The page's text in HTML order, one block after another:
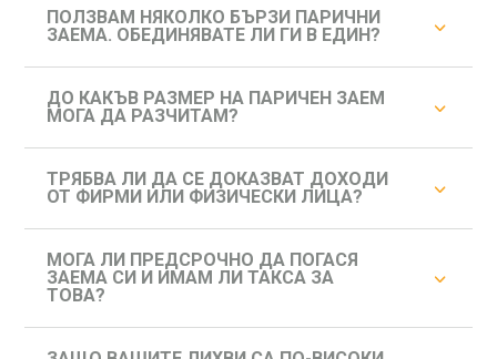
ПОЛЗВАМ НЯКОЛКО БЪРЗИ ПАРИЧНИ
ЗАЕМА. ОБЕДИНЯВАТЕ ЛИ ГИ В ЕДИН?
ДО КАКЪВ РАЗМЕР НА ПАРИЧЕН ЗАЕМ
МОГА ДА РАЗЧИТАМ?
ТРЯБВА ЛИ ДА СЕ ДОКАЗВАТ ДОХОДИ
ОТ ФИРМИ ИЛИ ФИЗИЧЕСКИ ЛИЦА?
МОГА ЛИ ПРЕДСРОЧНО ДА ПОГАСЯ
ЗАЕМА СИ И ИМАМ ЛИ ТАКСА ЗА
ТОВА?